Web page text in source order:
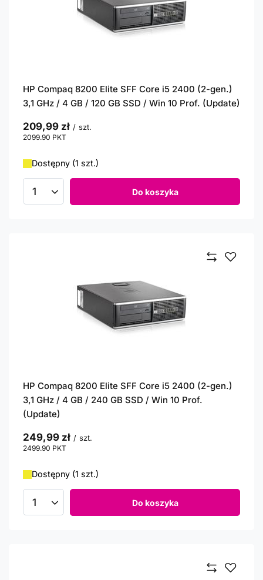
HP Compaq 8200 Elite SFF Core i5 2400 (2-gen.)
3,1 GHz / 4 GB / 120 GB SSD / Win 10 Prof. (Update)
209,99 zł / szt.
2099.90 PKT
Dostępny (1 szt.)
Ilość produktów Do koszyka
HP Compaq 8200 Elite SFF Core i5 2400 (2-gen.)
3,1 GHz / 4 GB / 240 GB SSD / Win 10 Prof.
(Update)
249,99 zł / szt.
2499.90 PKT
Dostępny (1 szt.)
Ilość produktów Do koszyka